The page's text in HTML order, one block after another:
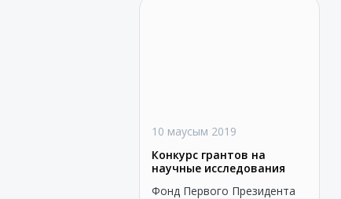
10 маусым 2019
Конкурс грантов на
научные исследования
Фонд Первого Президента